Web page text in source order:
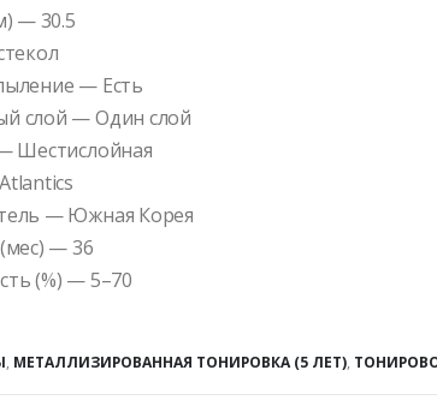
— 30.5
— Есть
слой — Один слой
Шестислойная
— Южная Корея
— 36
(%) — 5–70
, МЕТАЛЛИЗИРОВАННАЯ ТОНИРОВКА (5 ЛЕТ),